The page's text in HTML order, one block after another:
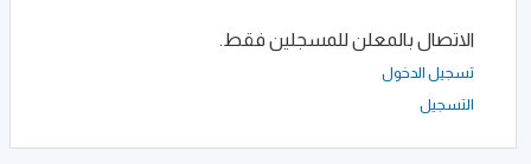
الاتصال بالمعلن للمسجلين فقط.
تسجيل الدخول
التسجيل